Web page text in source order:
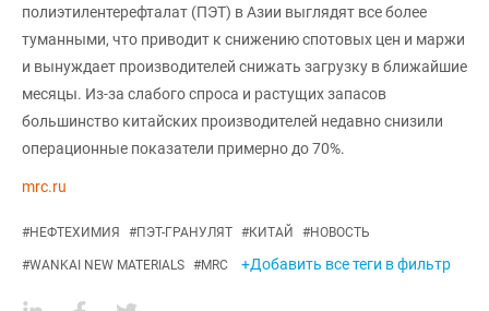
полиэтилентерефталат (ПЭТ) в Азии выглядят все более
туманными, что приводит к снижению спотовых цен и маржи
и вынуждает производителей снижать загрузку в ближайшие
месяцы. Из-за слабого спроса и растущих запасов
большинство китайских производителей недавно снизили
операционные показатели примерно до 70%.
mrc.ru
#НЕФТЕХИМИЯ #ПЭТ-ГРАНУЛЯТ #КИТАЙ #НОВОСТЬ
#WANKAI NEW MATERIALS #MRC +Добавить все теги в фильтр